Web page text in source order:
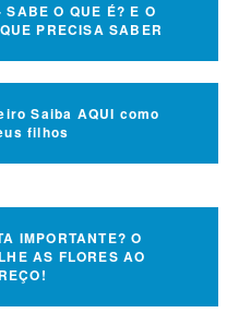
SABE O QUE É? E O
PRECISA SABER
Saiba AQUI como
filhos
IMPORTANTE? O
AS FLORES AO